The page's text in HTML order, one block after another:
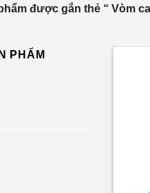
được gắn thẻ “ Vòm
PHẨM